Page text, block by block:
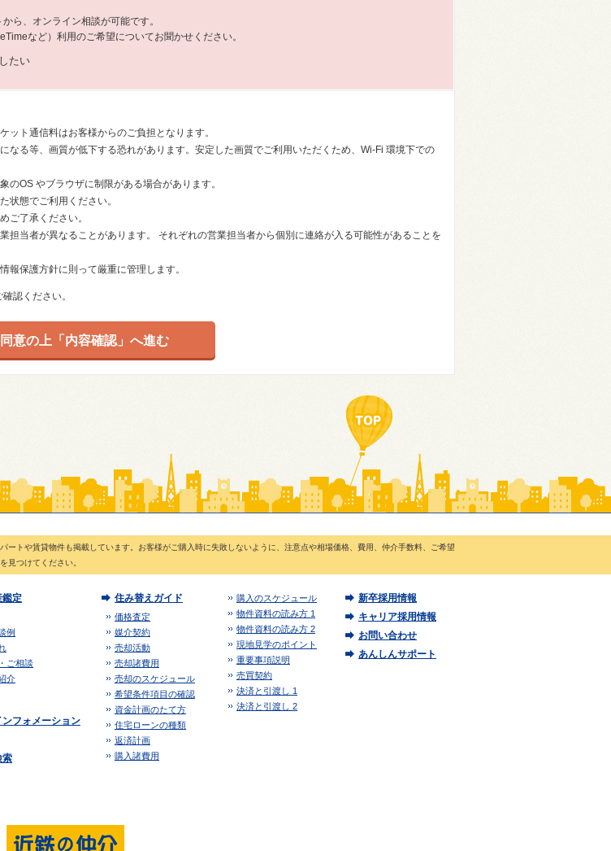
ら、オンライン相談が可能です。
など）利用のご希望についてお聞かせください。
たい
ト通信料はお客様からのご負担となります。
る等、画質が低下する恐れがあります。安定した画質でご利用いただくため、Wi-Fi 環境下での
OS やブラウザに制限がある場合があります。
状態でご利用ください。
ご了承ください。
担当者が異なることがあります。 それぞれの営業担当者から個別に連絡が入る可能性があることを
報保護方針に則って厳重に管理します。
確認ください。
トや賃貸物件も掲載しています。お客様がご購入時に失敗しないように、注意点や相場価格、費用、仲介手数料、ご希望
見つけてください。
鑑定
例
ご相談
介
フォメーション
索
住み替えガイド
価格査定
媒介契約
売却活動
売却諸費用
売却のスケジュール
希望条件項目の確認
資金計画のたて方
住宅ローンの種類
返済計画
購入諸費用
購入のスケジュール
物件資料の読み方 1
物件資料の読み方 2
現地見学のポイント
重要事項説明
売買契約
決済と引渡し 1
決済と引渡し 2
新卒採用情報
キャリア採用情報
お問い合わせ
あんしんサポート